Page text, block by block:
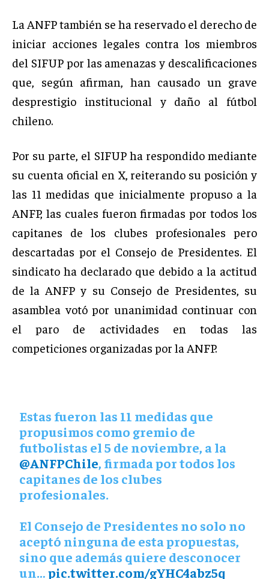
La ANFP también se ha reservado el derecho de
iniciar acciones legales contra los miembros
del SIFUP por las amenazas y descalificaciones
que, según afirman, han causado un grave
desprestigio institucional y daño al fútbol
chileno.
Por su parte, el SIFUP ha respondido mediante
su cuenta oficial en X, reiterando su posición y
las 11 medidas que inicialmente propuso a la
ANFP, las cuales fueron firmadas por todos los
capitanes de los clubes profesionales pero
descartadas por el Consejo de Presidentes. El
sindicato ha declarado que debido a la actitud
de la ANFP y su Consejo de Presidentes, su
asamblea votó por unanimidad continuar con
el paro de actividades en todas las
competiciones organizadas por la ANFP.
Estas fueron las 11 medidas que
propusimos como gremio de
futbolistas el 5 de noviembre, a la
@ANFPChile, firmada por todos los
capitanes de los clubes
profesionales.
El Consejo de Presidentes no solo no
aceptó ninguna de esta propuestas,
sino que además quiere desconocer
un…pic.twitter.com/gYHC4abz5q